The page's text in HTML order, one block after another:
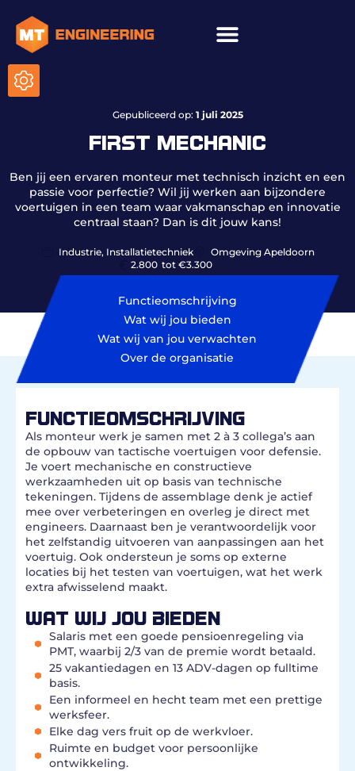
Gepubliceerd op: 1 juli 2025
FIRST MECHANIC
Ben jij een ervaren monteur met technisch inzicht en een
passie voor perfectie? Wil jij werken aan bijzondere
voertuigen in een team waar vakmanschap en innovatie
centraal staan? Dan is dit jouw kans!
Industrie, Installatietechniek
Omgeving Apeldoorn
2.800 tot €3.300
Functieomschrijving
Wat wij jou bieden
Wat wij van jou verwachten
Over de organisatie
FUNCTIEOMSCHRIJVING
Als monteur werk je samen met 2 à 3 collega’s aan
de opbouw van tactische voertuigen voor defensie.
Je voert mechanische en constructieve
werkzaamheden uit op basis van technische
tekeningen. Tijdens de assemblage denk je actief
mee over verbeteringen en overleg je direct met
engineers. Daarnaast ben je verantwoordelijk voor
het zelfstandig uitvoeren van aanpassingen aan het
voertuig. Ook ondersteun je soms op externe
locaties bij het testen van voertuigen, wat het werk
extra afwisselend maakt.
WAT WIJ JOU BIEDEN
Salaris met een goede pensioenregeling via
PMT, waarbij 2/3 van de premie wordt betaald.
25 vakantiedagen en 13 ADV-dagen op fulltime
basis.
Een informeel en hecht team met een prettige
werksfeer.
Elke dag vers fruit op de werkvloer.
Ruimte en budget voor persoonlijke
ontwikkeling.